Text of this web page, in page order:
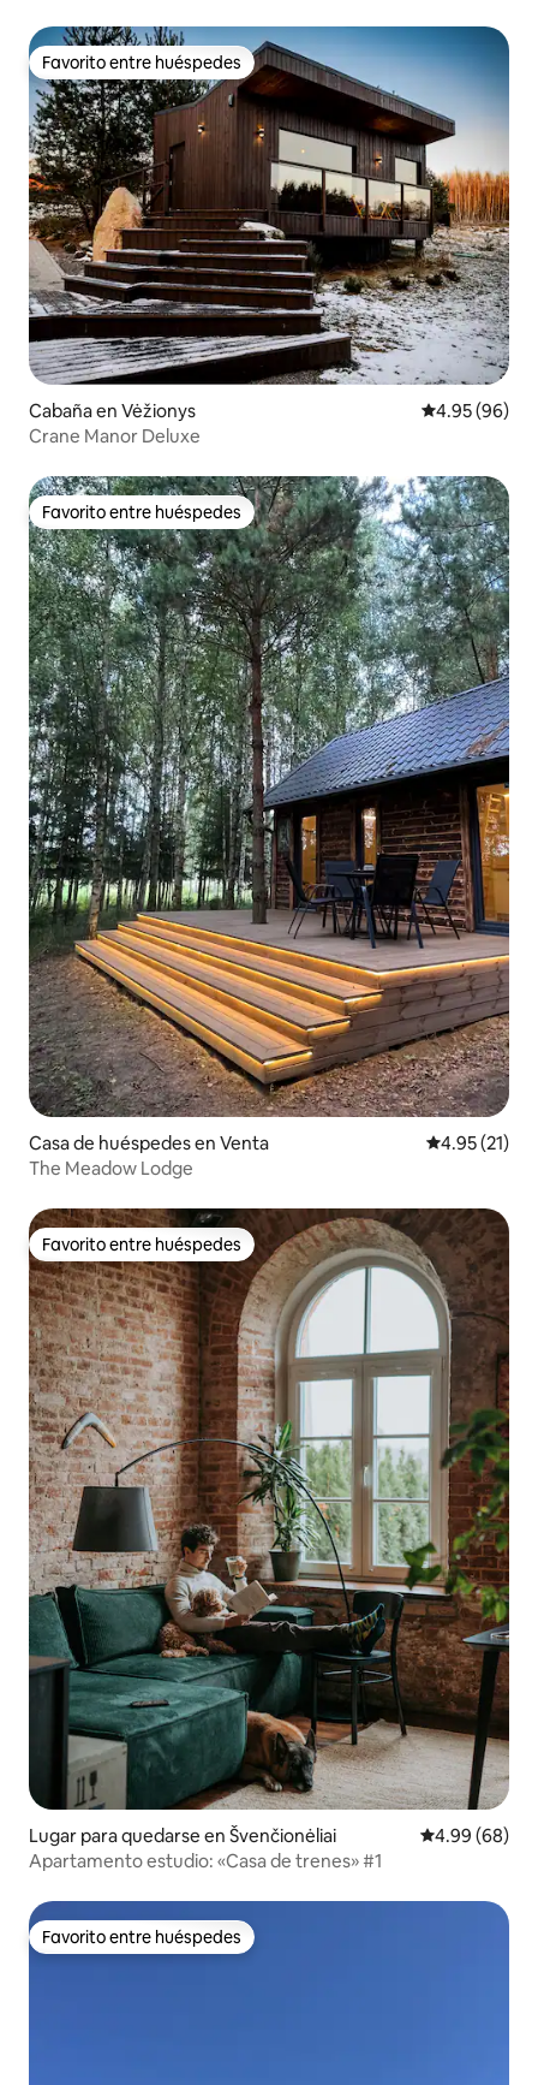
Favorito entre huéspedes
Favorito entre huéspedes
Cabaña en Vėžionys Calificación
4.95 (96)
Crane Manor Deluxe
Favorito entre huéspedes
Favorito entre huéspedes
Casa de huéspedes en Venta Calificación
4.95 (21)
The Meadow Lodge
Favorito entre huéspedes
Favorito entre huéspedes
Lugar para quedarse en Švenčionėliai Calificación
4.99 (68)
Apartamento estudio: «Casa de trenes» #1
Favorito entre huéspedes
Favorito entre huéspedes